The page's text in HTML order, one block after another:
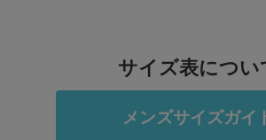
サイズ表につい
メンズサイズガイ